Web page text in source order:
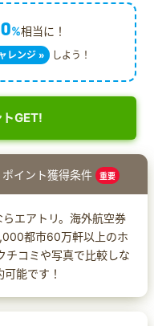
%相当に！
レンジ » しよう！
GET!
ポイント獲得条件 重要
エアトリ。海外航空券
都市60万軒以上のホ
チコミや写真で比較しな
能です！